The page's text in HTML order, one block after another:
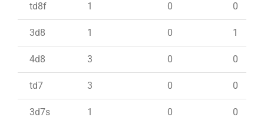
td8f 1 0 0
3d8 1 0 1
4d8 3 0 0
td7 3 0 0
3d7s 1 0 0